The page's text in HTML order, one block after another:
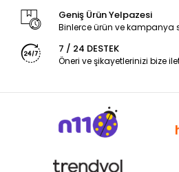
Geniş Ürün Yelpazesi
Binlerce ürün ve kampanya
7 / 24 DESTEK
Öneri ve şikayetlerinizi bize